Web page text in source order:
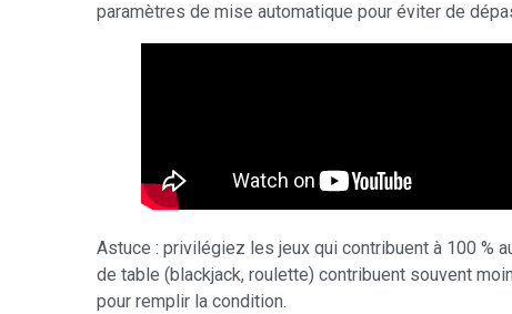
paramètres de mise automatique pour éviter de
Astuce : privilégiez les jeux qui contribuent à 100 %
de table (blackjack, roulette) contribuent souvent
pour remplir la condition.